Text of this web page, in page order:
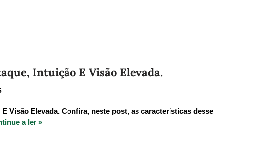
Intuição E Visão Elevada.
Visão Elevada. Confira, neste post, as características desse
a ler »